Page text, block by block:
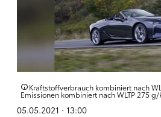
Kraftstoffverbrauch kombiniert nach
Emissionen kombiniert nach WLTP 275 g/
05.05.2021 · 13:00